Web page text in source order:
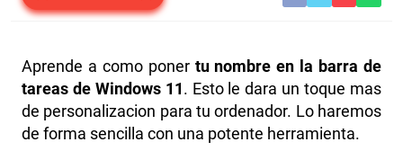
Aprende a como ponertu nombre en la barra de
tareas de Windows 11. Esto le dara un toque mas
de personalizacion para tu ordenador. Lo haremos
de forma sencilla con una potente herramienta.